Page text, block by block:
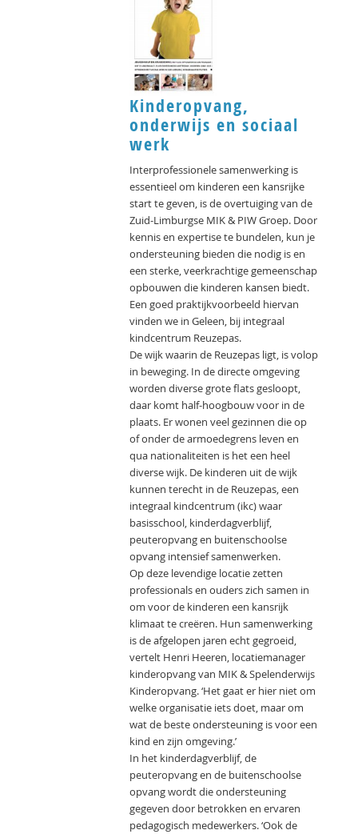
Kinderopvang,
onderwijs en sociaal
werk
Interprofessionele samenwerking is
essentieel om kinderen een kansrijke
start te geven, is de overtuiging van de
Zuid-Limburgse MIK & PIW Groep. Door
kennis en expertise te bundelen, kun je
ondersteuning bieden die nodig is en
een sterke, veerkrachtige gemeenschap
opbouwen die kinderen kansen biedt.
Een goed praktijkvoorbeeld hiervan
vinden we in Geleen, bij integraal
kindcentrum Reuzepas.
De wijk waarin de Reuzepas ligt, is volop
in beweging. In de directe omgeving
worden diverse grote flats gesloopt,
daar komt half-hoogbouw voor in de
plaats. Er wonen veel gezinnen die op
of onder de armoedegrens leven en
qua nationaliteiten is het een heel
diverse wijk. De kinderen uit de wijk
kunnen terecht in de Reuzepas, een
integraal kindcentrum (ikc) waar
basisschool, kinderdagverblijf,
peuteropvang en buitenschoolse
opvang intensief samenwerken.
Op deze levendige locatie zetten
professionals en ouders zich samen in
om voor de kinderen een kansrijk
klimaat te creëren. Hun samenwerking
is de afgelopen jaren echt gegroeid,
vertelt Henri Heeren, locatiemanager
kinderopvang van MIK & Spelenderwijs
Kinderopvang. ‘Het gaat er hier niet om
welke organisatie iets doet, maar om
wat de beste ondersteuning is voor een
kind en zijn omgeving.’
In het kinderdagverblijf, de
peuteropvang en de buitenschoolse
opvang wordt die ondersteuning
gegeven door betrokken en ervaren
pedagogisch medewerkers. ‘Ook de